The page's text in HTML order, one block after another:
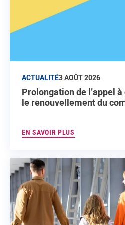
ACTUALITÉ3 AOÛT 2026
Prolongation de l’appel
le renouvellement du
EN SAVOIR PLUS